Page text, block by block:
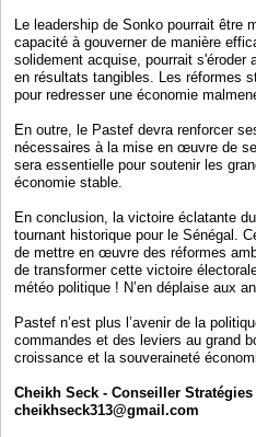
Le leadership de Sonko pourrait être
capacité à gouverner de manière
solidement acquise, pourrait
en résultats tangibles. Les réformes
pour redresser une économie
En outre, le Pastef devra renforcer
nécessaires à la mise en œuvre de
sera essentielle pour soutenir les
économie stable.
En conclusion, la victoire éclatante
tournant historique pour le Sénégal.
de mettre en œuvre des réformes
de transformer cette victoire
météo politique ! N’en déplaise aux
Pastef n’est plus l’avenir de la
commandes et des leviers au grand
croissance et la souveraineté
Cheikh Seck - Conseiller Stratégies
cheikhseck313@gmail.com